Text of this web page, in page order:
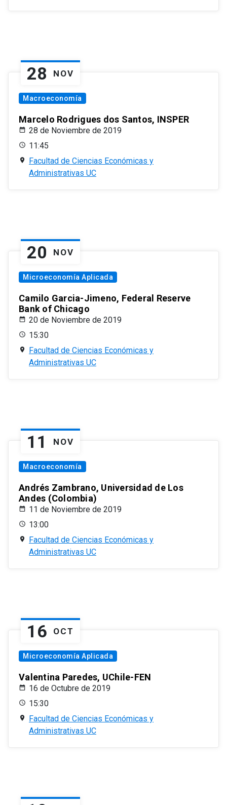
28 NOV
Macroeconomía
Marcelo Rodrigues dos Santos, INSPER
28 de Noviembre de 2019
11:45
Facultad de Ciencias Económicas y
Administrativas UC
20 NOV
Microeconomía Aplicada
Camilo Garcia-Jimeno, Federal Reserve
Bank of Chicago
20 de Noviembre de 2019
15:30
Facultad de Ciencias Económicas y
Administrativas UC
11 NOV
Macroeconomía
Andrés Zambrano, Universidad de Los
Andes (Colombia)
11 de Noviembre de 2019
13:00
Facultad de Ciencias Económicas y
Administrativas UC
16 OCT
Microeconomía Aplicada
Valentina Paredes, UChile-FEN
16 de Octubre de 2019
15:30
Facultad de Ciencias Económicas y
Administrativas UC